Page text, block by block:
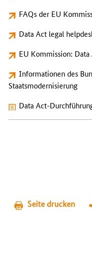
FAQs der EU
Data Act legal
EU Kommission:
Informationen des
Staatsmodernisierung
Data Act-
Seite drucken